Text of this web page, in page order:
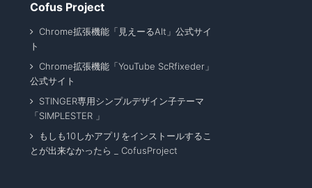
Cofus Project
Chrome拡張機能「見えーるAlt」公式サイ
ト
Chrome拡張機能「YouTube ScRfixeder」
公式サイト
STINGER専用シンプルデザイン子テーマ
「SIMPLESTER 」
もしも10しかアプリをインストールするこ
とが出来なかったら _ CofusProject